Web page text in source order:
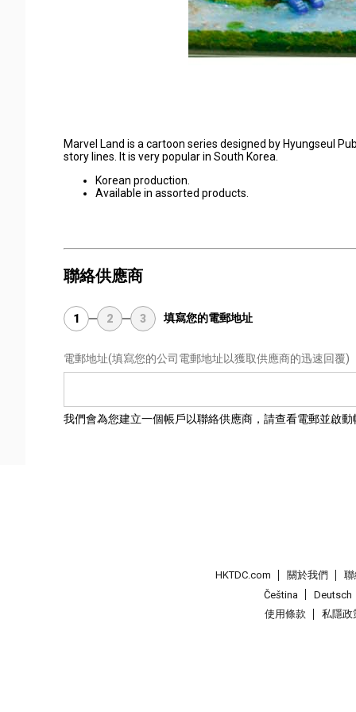
Marvel Land is a cartoon series designed by Hyungseul
story lines. It is very popular in South Korea.
Korean production.
Available in assorted products.
聯絡供應商
1 2 3 填寫您的電郵地址
電郵地址(填寫您的公司電郵地址以獲取供應商的迅速回覆)
我們會為您建立一個帳戶以聯絡供應商，請查看電郵並啟動
HKTDC.com 關於我們
Čeština
Deutsch
使用條款
私隱政